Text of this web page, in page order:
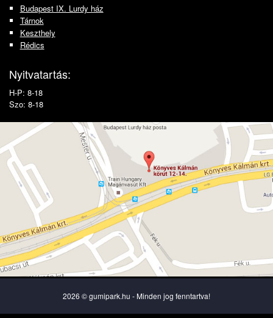
Budapest IX. Lurdy ház
Tárnok
Keszthely
Rédics
Nyitvatartás:
H-P: 8-18
Szo: 8-18
2026 © gumipark.hu - Minden jog fenntartva!